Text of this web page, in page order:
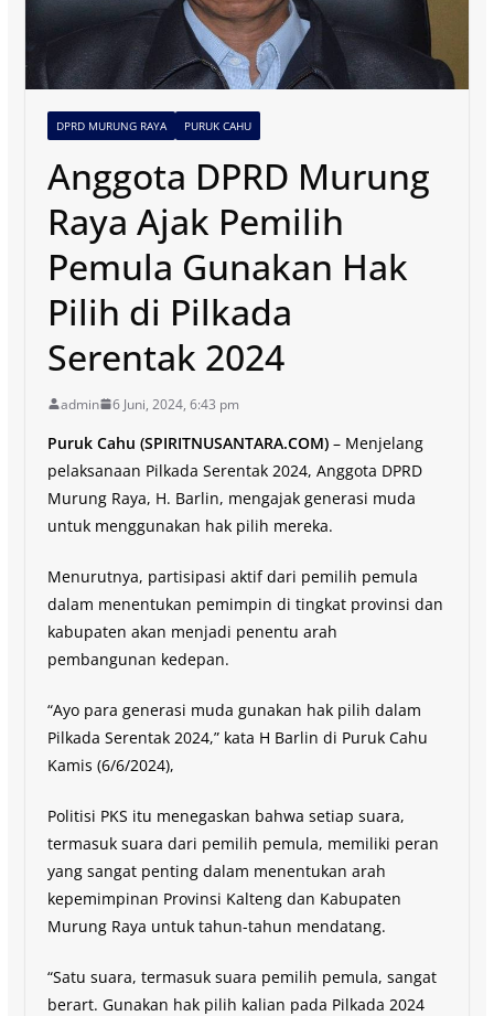
DPRD MURUNG RAYA PURUK CAHU
Anggota DPRD Murung
Raya Ajak Pemilih
Pemula Gunakan Hak
Pilih di Pilkada
Serentak 2024
admin 6 Juni, 2024, 6:43 pm
Puruk Cahu (SPIRITNUSANTARA.COM)– Menjelang
pelaksanaan Pilkada Serentak 2024, Anggota DPRD
Murung Raya, H. Barlin, mengajak generasi muda
untuk menggunakan hak pilih mereka.
Menurutnya, partisipasi aktif dari pemilih pemula
dalam menentukan pemimpin di tingkat provinsi dan
kabupaten akan menjadi penentu arah
pembangunan kedepan.
“Ayo para generasi muda gunakan hak pilih dalam
Pilkada Serentak 2024,” kata H Barlin di Puruk Cahu
Kamis (6/6/2024),
Politisi PKS itu menegaskan bahwa setiap suara,
termasuk suara dari pemilih pemula, memiliki peran
yang sangat penting dalam menentukan arah
kepemimpinan Provinsi Kalteng dan Kabupaten
Murung Raya untuk tahun-tahun mendatang.
“Satu suara, termasuk suara pemilih pemula, sangat
berart. Gunakan hak pilih kalian pada Pilkada 2024